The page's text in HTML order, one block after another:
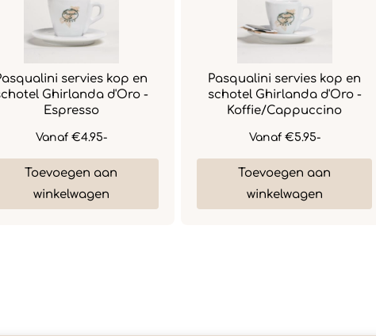
servies kop en
Ghirlanda d'Oro -
Espresso
Vanaf €4.95-
Toevoegen aan
winkelwagen
Pasqualini servies kop en
schotel Ghirlanda d'Oro -
Koffie/Cappuccino
Vanaf €5.95-
Toevoegen aan
winkelwagen